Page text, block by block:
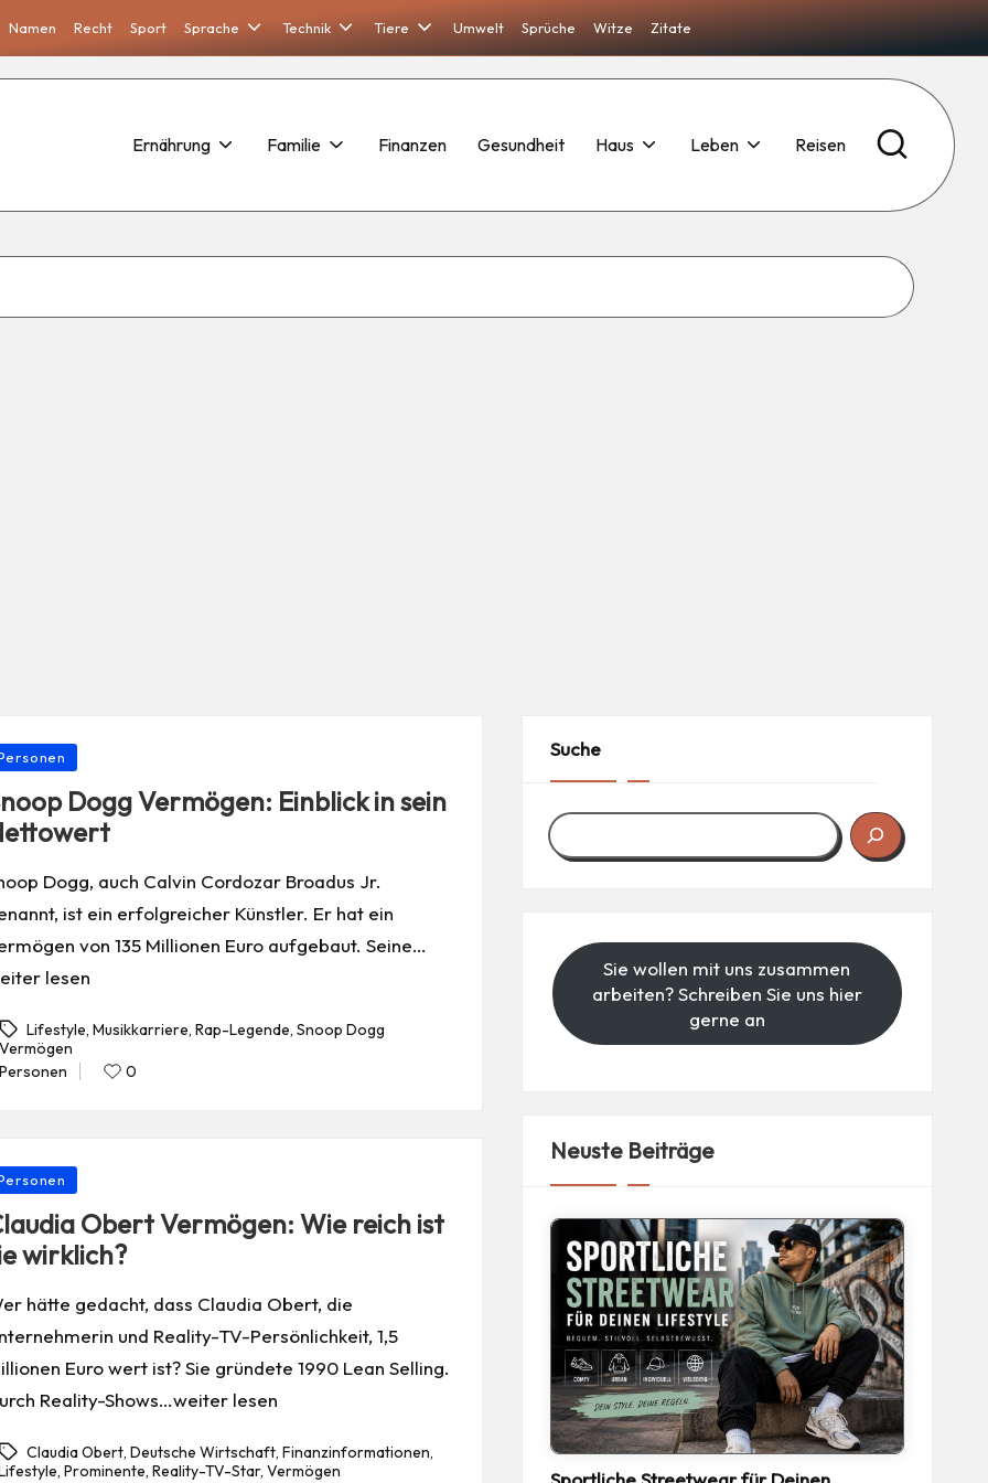
Namen Recht Sport Sprache Technik Tiere Umwelt Sprüche Witze Zitate
Ernährung Familie Finanzen Gesundheit Haus Leben Reisen
Dogg Vermögen: Einblick in sein
Dogg, auch Calvin Cordozar Broadus Jr.
ist ein erfolgreicher Künstler. Er hat ein
von 135 Millionen Euro aufgebaut. Seine…
lesen
Lifestyle, Musikkarriere, Rap-Legende, Snoop Dogg
Vermögen
Posted
Personen 0
Obert Vermögen: Wie reich ist
wirklich?
hätte gedacht, dass Claudia Obert, die
und Reality-TV-Persönlichkeit, 1,5
Euro wert ist? Sie gründete 1990 Lean Selling.
Reality-Shows…weiter lesen
Claudia Obert, Deutsche Wirtschaft, Finanzinformationen,
,Prominente,Reality-TV-Star,Vermögen
Suche
Sie wollen mit uns zusammen
arbeiten? Schreiben Sie uns hier
gerne an
Neuste Beiträge